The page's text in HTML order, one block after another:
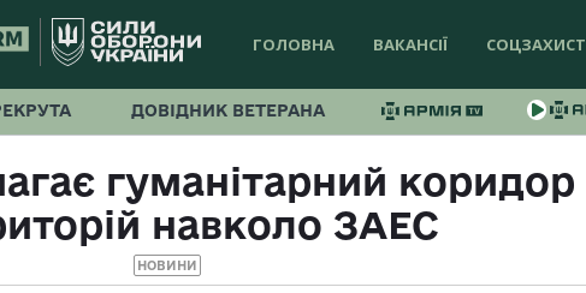
ГОЛОВНА ВАКАНСІЇ СОЦЗАХИСТ
ДОВІДНИК ВЕТЕРАНА
гуманітарний коридор
навколо ЗАЕС
НОВИНИ